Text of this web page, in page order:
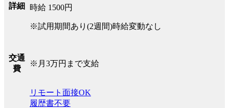
詳細
時給 1500円
※試用期間あり(2週間)時給変動なし
交通
費
※月3万円まで支給
リモート面接OK
履歴書不要